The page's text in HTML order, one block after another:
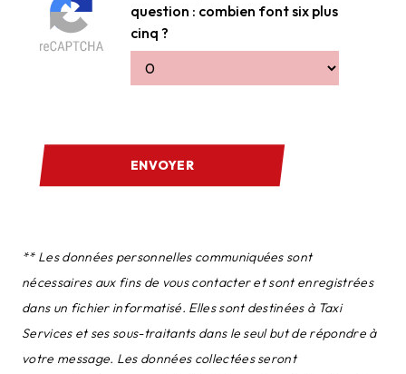
question : combien font six plus
cinq ?
ENVOYER
** Les données personnelles communiquées sont
nécessaires aux fins de vous contacter et sont enregistrées
dans un fichier informatisé. Elles sont destinées à Taxi
Services et ses sous-traitants dans le seul but de répondre à
votre message. Les données collectées seront